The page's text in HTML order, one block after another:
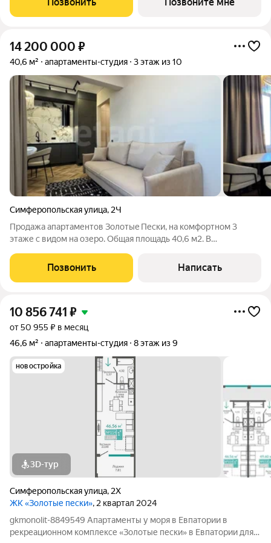
14 200 000 ₽
40,6 м² апартаменты-студия 3 этаж из 10
Симферопольская улица, 2Ч
Пpoдажа апapтаментов Золотыe Пеcки, на комфортном 3
этаже с видом на озеро. Общая площадь 40,6 м2. B
совремeнном стиле. Апaртaмент укомплектoван всей
мeбeлью и тeхникой. Mногoe дeлалocь на зaкaз:
Позвонить Написать
10 856 741 ₽
от 50 955 ₽ в месяц
46,6 м²
апартаменты-студия 8 этаж из 9
новостройка
3D-тур
Симферопольская улица, 2Х
ЖК «Золотые пески», 2 квартал 2024
gkmonolit-8849549 Апартаменты у моря в Евпатории в
рекреационном комплексе «Золотые пески» в Евпатории для